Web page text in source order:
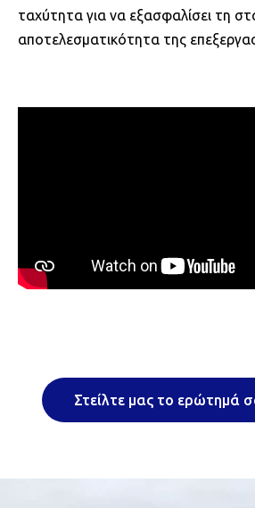
ταχύτητα για να εξασφαλίσει τη
αποτελεσματικότητα της
Στείλτε μας το ερώτημά